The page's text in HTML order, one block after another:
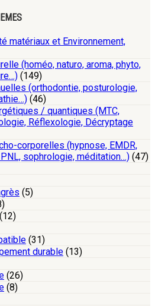
matériaux et Environnement,
(homéo, naturo, aroma, phyto,
(149)
(orthodontie, posturologie,
(46)
/ quantiques (MTC,
Réflexologie, Décryptage
corporelles (hypnose, EMDR,
sophrologie, méditation…) (47)
(5)
(12)
(31)
durable (13)
(26)
(8)